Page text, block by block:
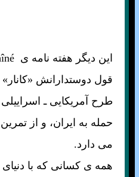
اين ديگر هفته نامه ی Canard enchaîné
قول دوستدارانش
طرح آمريکايی ـ
حمله به ايران، و از
می دارد.
همه ی کسانی که با